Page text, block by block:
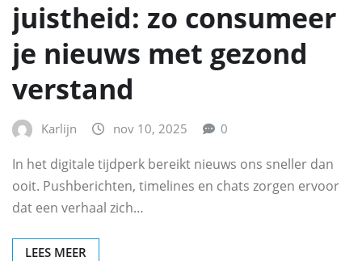
juistheid: zo consumeer
je nieuws met gezond
verstand
Karlijn nov 10, 2025 0
In het digitale tijdperk bereikt nieuws ons sneller dan
ooit. Pushberichten, timelines en chats zorgen ervoor
dat een verhaal zich…
LEES MEER